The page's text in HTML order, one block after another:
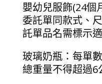
嬰幼兒服飾(24個
委託單同款式、
託單品名需標示
玻璃奶瓶：每單
總重量不得超過6